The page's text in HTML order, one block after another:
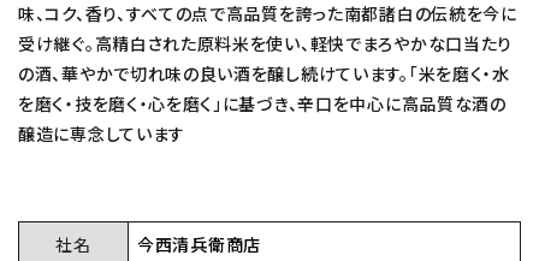
味、コク、香り、すべての点で高品質を誇った南都諸白の伝統を今に
受け継ぐ。高精白された原料米を使い、軽快でまろやかな口当たり
の酒、華やかで切れ味の良い酒を醸し続けています。「米を磨く・水
を磨く・技を磨く・心を磨く」に基づき、辛口を中心に高品質な酒の
醸造に専念しています
社名
今西清兵衛商店